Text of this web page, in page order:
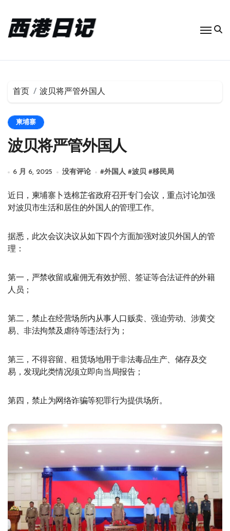
首页 波贝将严管外国人
柬埔寨
波贝将严管外国人
6 月 6, 2025 没有评论 #外国人 #波贝 #移民局
近日，柬埔寨卜迭棉芷省政府召开专门会议，重点讨论加强
对波贝市生活和居住的外国人的管理工作。
据悉，此次会议决议从如下四个方面加强对波贝外国人的管
理：
第一，严禁收留或雇佣无有效护照、签证等合法证件的外籍
人员；
第二，禁止在经营场所内从事人口贩卖、强迫劳动、涉黄交
易、非法拘禁及虐待等违法行为；
第三，不得容留、租赁场地用于非法毒品生产、储存及交
易，发现此类情况须立即向当局报告；
第四，禁止为网络诈骗等犯罪行为提供场所。